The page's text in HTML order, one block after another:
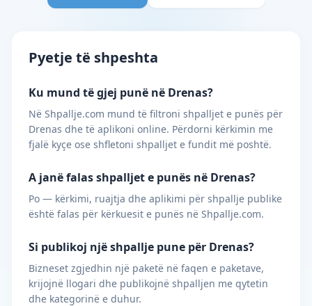
Pyetje të shpeshta
Ku mund të gjej punë në Drenas?
Në Shpallje.com mund të filtroni shpalljet e punës për
Drenas dhe të aplikoni online. Përdorni kërkimin me
fjalë kyçe ose shfletoni shpalljet e fundit më poshtë.
A janë falas shpalljet e punës në Drenas?
Po — kërkimi, ruajtja dhe aplikimi për shpallje publike
është falas për kërkuesit e punës në Shpallje.com.
Si publikoj një shpallje pune për Drenas?
Bizneset zgjedhin një paketë në faqen e paketave,
krijojnë llogari dhe publikojnë shpalljen me qytetin
dhe kategorinë e duhur.